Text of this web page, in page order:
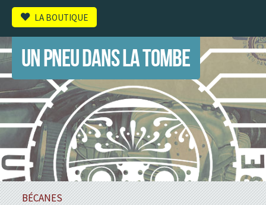
LA BOUTIQUE
UN PNEU DANS LA TOMBE
BÉCANES